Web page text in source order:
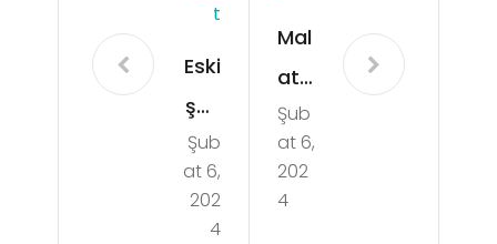
T
Eski
şeh
ir
Bey
liko
Şub
at 6,
202
4
Mal
aty
a
Dar
end
Şub
at 6,
202
4